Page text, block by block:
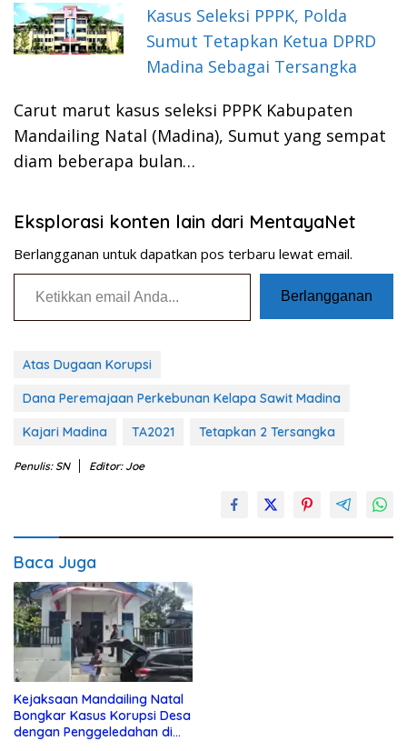
Kasus Seleksi PPPK, Polda
Sumut Tetapkan Ketua DPRD
Madina Sebagai Tersangka
Carut marut kasus seleksi PPPK Kabupaten
Mandailing Natal (Madina), Sumut yang sempat
diam beberapa bulan…
Eksplorasi konten lain dari MentayaNet
Berlangganan untuk dapatkan pos terbaru lewat email.
Ketikkan email Anda...
Berlangganan
Atas Dugaan Korupsi
Dana Peremajaan Perkebunan Kelapa Sawit Madina
Kajari Madina TA2021 Tetapkan 2 Tersangka
Penulis: SN Editor: Joe
Baca Juga
Kejaksaan Mandailing Natal
Bongkar Kasus Korupsi Desa
dengan Penggeledahan di